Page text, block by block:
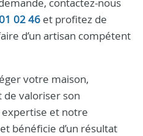
02 46 et profitez de
d’un artisan compétent
votre maison,
de valoriser son
et notre
bénéficie d’un résultat